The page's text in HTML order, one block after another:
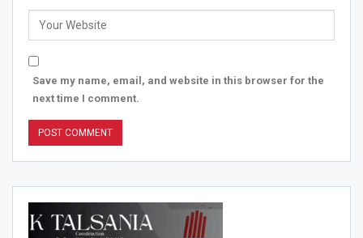
Save my name, email, and website in this browser for the
next time I comment.